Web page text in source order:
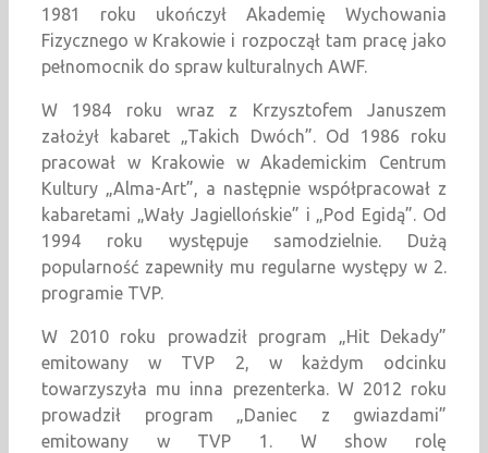
1981 roku ukończył Akademię Wychowania
Fizycznego w Krakowie i rozpoczął tam pracę jako
pełnomocnik do spraw kulturalnych AWF.
W 1984 roku wraz z Krzysztofem Januszem
założył kabaret „Takich Dwóch”. Od 1986 roku
pracował w Krakowie w Akademickim Centrum
Kultury „Alma-Art”, a następnie współpracował z
kabaretami „Wały Jagiellońskie” i „Pod Egidą”. Od
1994 roku występuje samodzielnie. Dużą
popularność zapewniły mu regularne występy w 2.
programie TVP.
W 2010 roku prowadził program „Hit Dekady”
emitowany w TVP 2, w każdym odcinku
towarzyszyła mu inna prezenterka. W 2012 roku
prowadził program „Daniec z gwiazdami”
emitowany w TVP 1. W show rolę